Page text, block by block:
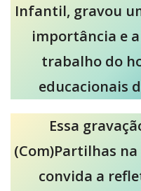
Infantil, gravou
importância e
trabalho do
educacionais
Essa
(Com)Partilhas
convida a